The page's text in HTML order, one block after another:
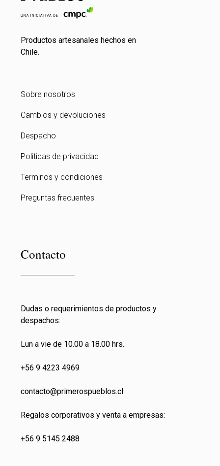
Productos artesanales hechos en
Chile.
Sobre nosotros
Cambios y devoluciones
Despacho
Politicas de privacidad
Terminos y condiciones
Preguntas frecuentes
Contacto
Dudas o requerimientos de productos y
despachos:
Lun a vie de 10.00 a 18.00 hrs.
+56 9 4223 4969
contacto@primerospueblos.cl
Regalos corporativos y venta a empresas:
+56 9 5145 2488